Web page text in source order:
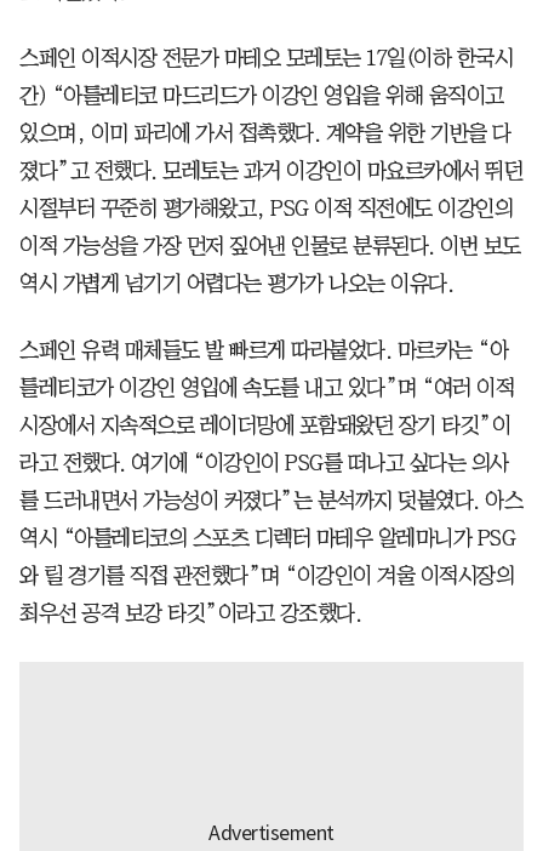
스페인 이적시장 전문가 마테오 모레토는 17일(이하 한국시
간) “아틀레티코 마드리드가 이강인 영입을 위해 움직이고
있으며, 이미 파리에 가서 접촉했다. 계약을 위한 기반을 다
졌다”고 전했다. 모레토는 과거 이강인이 마요르카에서 뛰던
시절부터 꾸준히 평가해왔고, PSG 이적 직전에도 이강인의
이적 가능성을 가장 먼저 짚어낸 인물로 분류된다. 이번 보도
역시 가볍게 넘기기 어렵다는 평가가 나오는 이유다.
스페인 유력 매체들도 발 빠르게 따라붙었다. 마르카는 “아
틀레티코가 이강인 영입에 속도를 내고 있다”며 “여러 이적
시장에서 지속적으로 레이더망에 포함돼왔던 장기 타깃”이
라고 전했다. 여기에 “이강인이 PSG를 떠나고 싶다는 의사
를 드러내면서 가능성이 커졌다”는 분석까지 덧붙였다. 아스
역시 “아틀레티코의 스포츠 디렉터 마테우 알레마니가 PSG
와 릴 경기를 직접 관전했다”며 “이강인이 겨울 이적시장의
최우선 공격 보강 타깃”이라고 강조했다.